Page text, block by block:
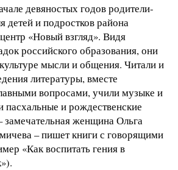
девяностых годов родители-
детей и подростков района
«Новый взгляд». Видя
российского образования, они
мысли и общения. Читали и
литературы, вместе
вопросами, учили музыке и
пасхальные и рождественские
замечательная женщина Ольга
– пишет книги с говорящими
«Как воспитать гения в